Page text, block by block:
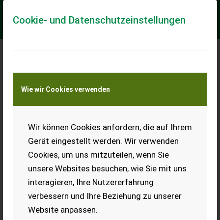
Cookie- und Datenschutzeinstellungen
Wie wir Cookies verwenden
Wir können Cookies anfordern, die auf Ihrem
Gerät eingestellt werden. Wir verwenden
Cookies, um uns mitzuteilen, wenn Sie
unsere Websites besuchen, wie Sie mit uns
interagieren, Ihre Nutzererfahrung
verbessern und Ihre Beziehung zu unserer
Website anpassen.
Meine Transportkostenanfrage
Transport von Land- und Baumaschinen –
KEINE Tiertransporte
Uniforest Scorpion
pro
Scorpion pro
Hydraulischer Ausschub
Rotator Hydraulische
Einhebelsteuerung Nur 1
Steuergerät Notwendig Die Fa. Kaufmann zeigt Ih...